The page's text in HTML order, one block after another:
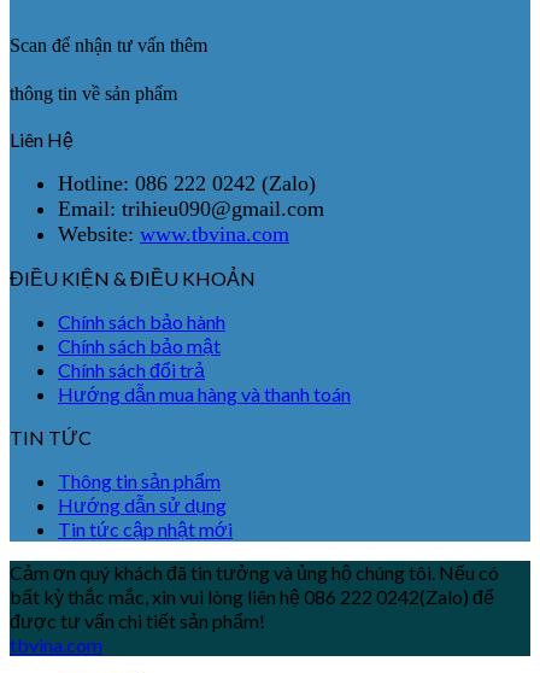
Scan để nhận tư vấn thêm
thông tin về sản phẩm
Liên Hệ
Hotline: 086 222 0242 (Zalo)
Email: trihieu090@gmail.com
Website: www.tbvina.com
ĐIỀU KIỆN & ĐIỀU KHOẢN
Chính sách bảo hành
Chính sách bảo mật
Chính sách đổi trả
Hướng dẫn mua hàng và thanh toán
TIN TỨC
Thông tin sản phẩm
Hướng dẫn sử dụng
Tin tức cập nhật mới
Cảm ơn quý khách đã tin tưởng và ủng hộ chúng tôi. Nếu có
bất kỳ thắc mắc, xin vui lòng liên hệ 086 222 0242(Zalo) để
được tư vấn chi tiết sản phẩm!
tbvina.com